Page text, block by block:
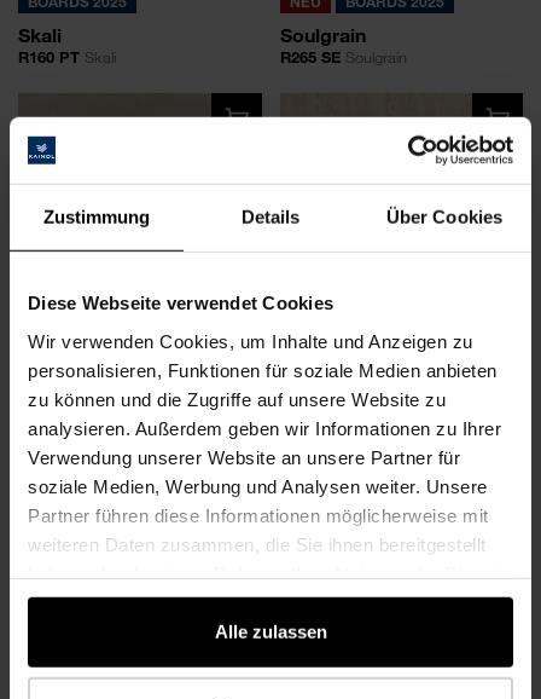
Zustimmung Details Über Cookies
Diese Webseite verwendet Cookies
Wir verwenden Cookies, um Inhalte und Anzeigen zu
personalisieren, Funktionen für soziale Medien anbieten
zu können und die Zugriffe auf unsere Website zu
analysieren. Außerdem geben wir Informationen zu Ihrer
Verwendung unserer Website an unsere Partner für
soziale Medien, Werbung und Analysen weiter. Unsere
Partner führen diese Informationen möglicherweise mit
weiteren Daten zusammen, die Sie ihnen bereitgestellt
gesammelt haben.
Alle zulassen
Skali
R160 PT Skali
Soulgrain
R265 SESoulgrain
BOARDS 2025
Terraquad
R260 SE Terraquad
BOARDS 2025
Travertine Ortigia
R259 SE Travertine Ortigia